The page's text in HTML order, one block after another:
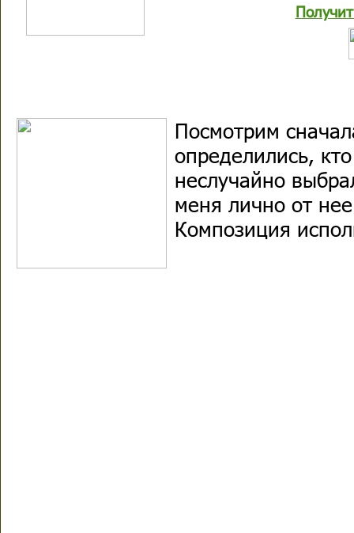
Посмотрим
определились,
неслучайно
меня лично от
Композиция